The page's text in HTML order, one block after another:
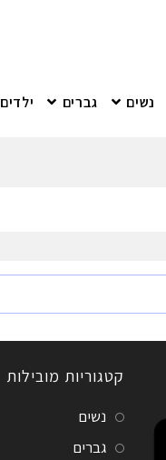
נשים גברים ילדים
קטגוריות מובילות
נשים
גברים